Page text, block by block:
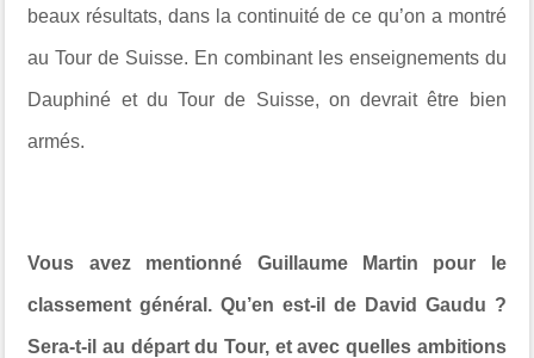
beaux résultats, dans la continuité de ce qu’on a montré
au Tour de Suisse. En combinant les enseignements du
Dauphiné et du Tour de Suisse, on devrait être bien
armés.
Vous avez mentionné Guillaume Martin pour le
classement général. Qu’en est-il de David Gaudu ?
Sera-t-il au départ du Tour, et avec quelles ambitions